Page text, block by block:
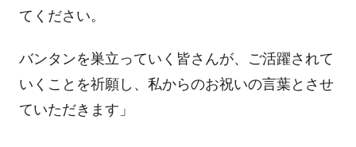
てください。
バンタンを巣立っていく皆さんが、ご活躍されて
いくことを祈願し、私からのお祝いの言葉とさせ
ていただきます」